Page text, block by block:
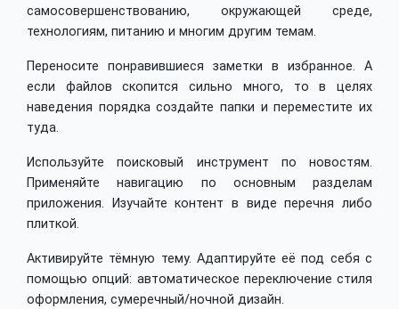
самосовершенствованию, окружающей среде,
технологиям, питанию и многим другим темам.
Переносите понравившиеся заметки в избранное. А
если файлов скопится сильно много, то в целях
наведения порядка создайте папки и переместите их
туда.
Используйте поисковый инструмент по новостям.
Применяйте навигацию по основным разделам
приложения. Изучайте контент в виде перечня либо
плиткой.
Активируйте тёмную тему. Адаптируйте её под себя с
помощью опций: автоматическое переключение стиля
оформления, сумеречный/ночной дизайн.